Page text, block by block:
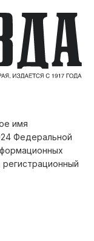
имя
Федеральной